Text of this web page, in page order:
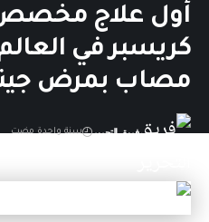
أول علاج
كريسبر في
مصاب بمرض
فريق التحرير سنة واحدة مضت